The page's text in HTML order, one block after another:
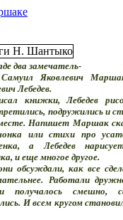
два замечатель-
Яковлевич
Лебедев.
книжки, Лебедев
подружились и
Напишет Маршак
или стихи про
а Лебедев
и еще многое другое.
обсуждали, как все
Работали
получалось смешно,
И всем кругом